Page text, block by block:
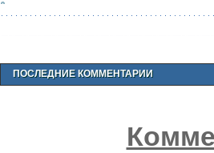
ПОСЛЕДНИЕ КОММЕНТАРИИ